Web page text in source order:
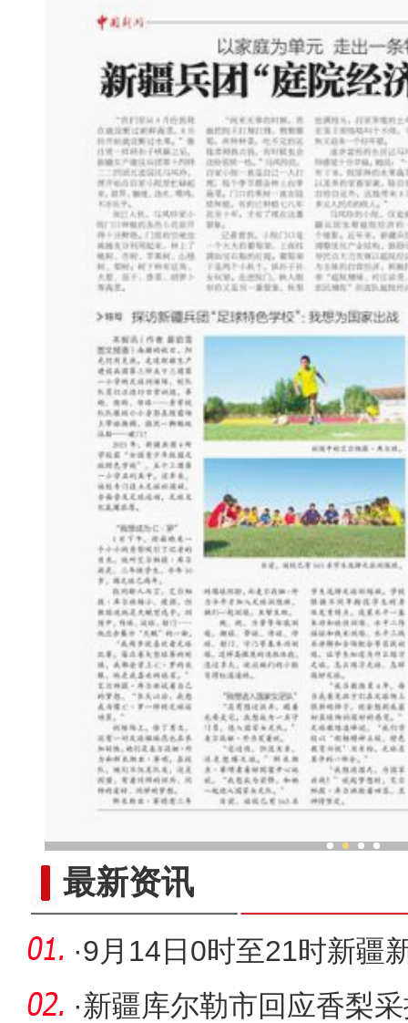
最新资讯
·9月14日0时至21时新疆
者转确诊
·新疆库尔勒市回应香梨采